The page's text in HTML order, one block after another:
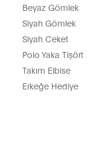
Beyaz Gömlek
Siyah Gömlek
Siyah Ceket
Polo Yaka Tişört
Takım Elbise
Erkeğe Hediye